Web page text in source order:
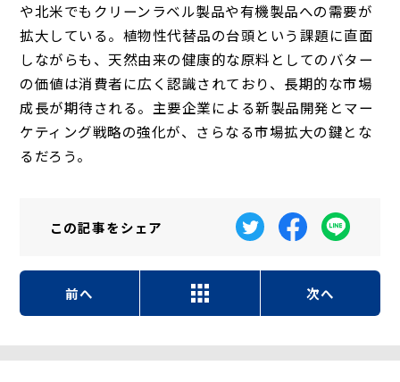
や北米でもクリーンラベル製品や有機製品への需要が
拡大している。植物性代替品の台頭という課題に直面
しながらも、天然由来の健康的な原料としてのバター
の価値は消費者に広く認識されており、長期的な市場
成長が期待される。主要企業による新製品開発とマー
ケティング戦略の強化が、さらなる市場拡大の鍵とな
るだろう。
この記事をシェア
前へ 次へ